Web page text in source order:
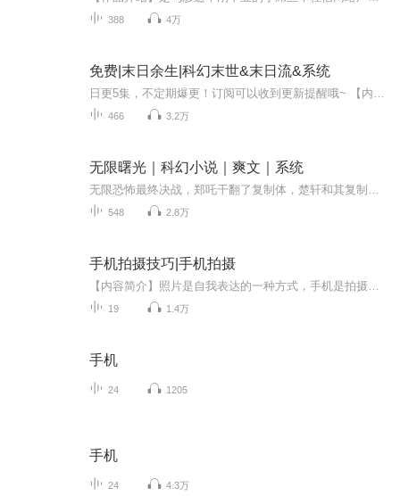
388 4万
免费|末日余生|科幻末世&末日流&系统
466 3.2万
无限曙光｜科幻小说｜爽文｜系统
548 2.8万
手机拍摄技巧|手机拍摄
19 1.4万
手机
24 1205
手机
24 4.3万